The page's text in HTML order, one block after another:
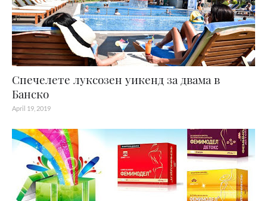
Спечелете луксозен уикенд за двама в
Банско
April 19, 2019